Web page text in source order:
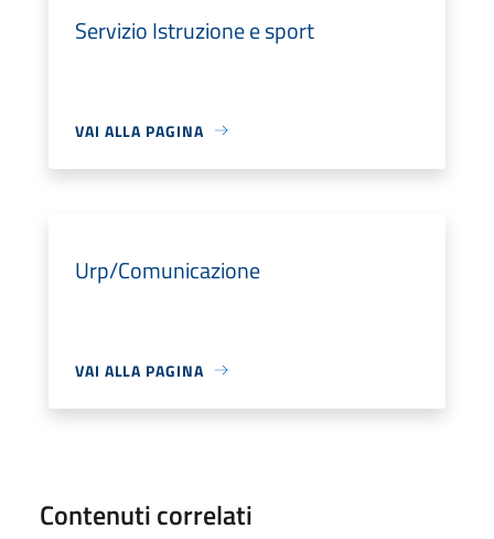
Servizio Istruzione e sport
VAI ALLA PAGINA
Urp/Comunicazione
VAI ALLA PAGINA
Contenuti correlati